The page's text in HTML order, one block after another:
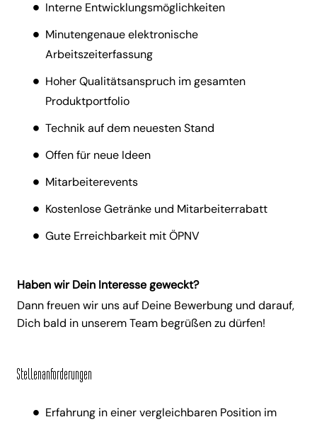
Interne Entwicklungsmöglichkeiten
Minutengenaue elektronische
Arbeitszeiterfassung
Hoher Qualitätsanspruch im gesamten
Produktportfolio
Technik auf dem neuesten Stand
Offen für neue Ideen
Mitarbeiterevents
Kostenlose Getränke und Mitarbeiterrabatt
Gute Erreichbarkeit mit ÖPNV
Haben wir Dein Interesse geweckt?
Dann freuen wir uns auf Deine Bewerbung und darauf,
Dich bald in unserem Team begrüßen zu dürfen!
Stellenanforderungen
Erfahrung in einer vergleichbaren Position im